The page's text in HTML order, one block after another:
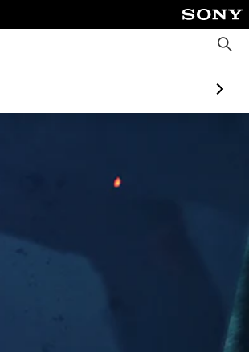
검
색